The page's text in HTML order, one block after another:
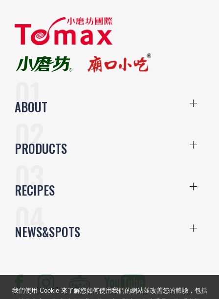
ABOUT
PRODUCTS
RECIPES
NEWS&SPOTS
我們使用 Cookie 來了解您如何使用我們的網站並改善您的體驗，包括